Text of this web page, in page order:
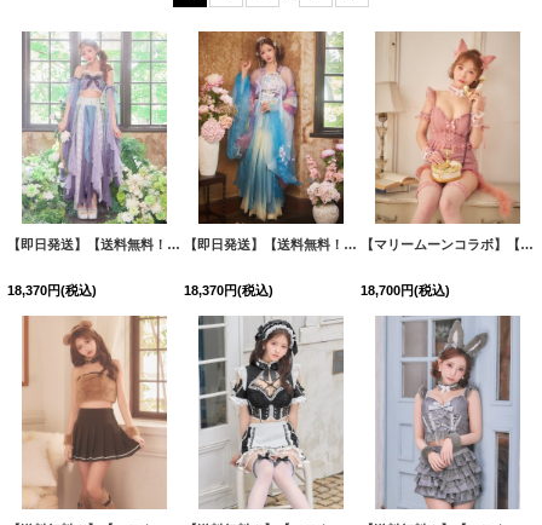
絞り込む
【即日発送】【送料無料！】【ハロウィン】エキゾチックエルフ【コスプレ3点セット】【フリーサイズサイズ/4カラー】[HC03]明日花キララ着用
18,370円(税込)
【即日発送】【送料無料！】【ハロウィン】ブルーグラデーション花刺繍ロングシフォン漢服セット【コスプレ5点SET】【Fサイズ】[OF03]明日花キララ着用
18,370円(税込)
【マリームーンコラボ】【ハロウィン】ビスチェセットアップキャットコスプレ【コスプレ7点セット】【XS-Lサイズ/2カラー】【一部予約/9月中旬発送予定】[HC03]
18,700円(税込)